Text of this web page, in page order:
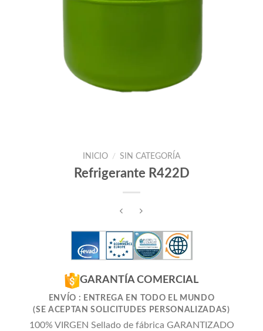
INICIO / SIN CATEGORÍA
Refrigerante R422D
GARANTÍA COMERCIAL
ENVÍO : ENTREGA EN TODO EL MUNDO
(SE ACEPTAN SOLICITUDES PERSONALIZADAS)
100% VIRGEN Sellado de fábrica GARANTIZADO